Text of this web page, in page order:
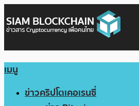
เมนู
ข่าวคริปโตเคอเรนซี่